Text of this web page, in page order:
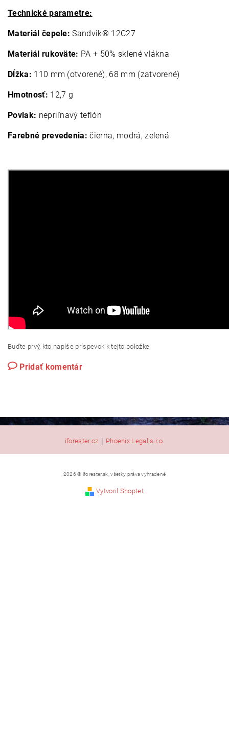
Technické parametre:
Materiál čepele: Sandvik® 12C27
Materiál rukoväte: PA + 50% sklené vlákna
Dĺžka: 110 mm (otvorené), 68 mm (zatvorené)
Hmotnosť: 12,7 g
Povlak: nepriľnavý teflón
Farebné prevedenia: čierna, modrá, zelená
Buďte prvý, kto napíše príspevok k tejto položke.
Pridať komentár
iforester.cz Phoenix Legal s.r.o.
2026 © iforester.sk, všetky práva vyhradené
Vytvoril Shoptet